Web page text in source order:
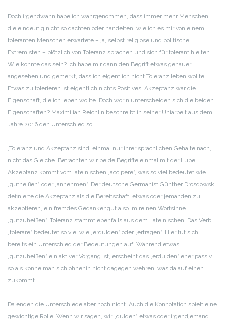
Doch irgendwann habe ich wahrgenommen, dass immer mehr Menschen,
die eindeutig nicht so dachten oder handelten, wie ich es mir von einem
toleranten Menschen erwartete – ja, selbst religiöse und politische
Extremisten – plötzlich von Toleranz sprachen und sich für tolerant hielten.
Wie konnte das sein? Ich habe mir dann den Begriff etwas genauer
angesehen und gemerkt, dass ich eigentlich nicht Toleranz leben wollte.
Etwas zu tolerieren ist eigentlich nichts Positives. Akzeptanz war die
Eigenschaft, die ich leben wollte. Doch worin unterscheiden sich die beiden
Eigenschaften? Maximilian Reichlin beschreibt in seiner Uniarbeit aus dem
Jahre 2016 den Unterschied so:
„Toleranz und Akzeptanz sind, einmal nur ihrer sprachlichen Gehalte nach,
nicht das Gleiche. Betrachten wir beide Begriffe einmal mit der Lupe:
Akzeptanz kommt vom lateinischen „accipere“, was so viel bedeutet wie
„gutheißen“ oder „annehmen“. Der deutsche Germanist Günther Drosdowski
definierte die Akzeptanz als die Bereitschaft, etwas oder jemanden zu
akzeptieren, ein fremdes Gedankengut also im reinen Wortsinne
„gutzuheißen“. Toleranz stammt ebenfalls aus dem Lateinischen. Das Verb
„tolerare“ bedeutet so viel wie „erdulden“ oder „ertragen“. Hier tut sich
bereits ein Unterschied der Bedeutungen auf: Während etwas
„gutzuheißen“ ein aktiver Vorgang ist, erscheint das „erdulden“ eher passiv,
so als könne man sich ohnehin nicht dagegen wehren, was da auf einen
zukommt.
Da enden die Unterschiede aber noch nicht. Auch die Konnotation spielt eine
gewichtige Rolle. Wenn wir sagen, wir „dulden“ etwas oder irgendjemand